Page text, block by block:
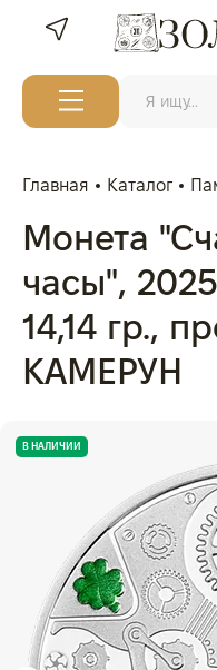
Главная Каталог
Монета
часы",
14,14 гр.,
КАМЕРУН
В НАЛИЧИИ